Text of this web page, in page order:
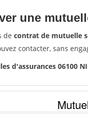
une
de contrat de mutuelle
contacter, sans
d'assurances 06100